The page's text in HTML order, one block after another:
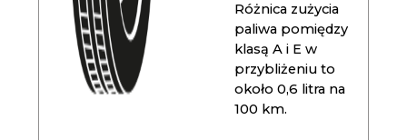
Różnica zużycia
paliwa pomiędzy
klasą A i E w
przybliżeniu to
około 0,6 litra na
100 km.